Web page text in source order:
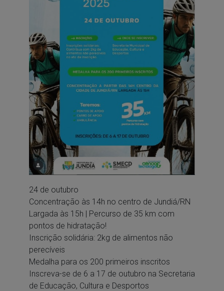
24 de outubro
Concentração às 14h no centro de Jundiá/RN
Largada às 15h | Percurso de 35 km com
pontos de hidratação!
Inscrição solidária: 2kg de alimentos não
perecíveis
Medalha para os 200 primeiros inscritos
Inscreva-se de 6 a 17 de outubro na Secretaria
de Educação, Cultura e Desportos